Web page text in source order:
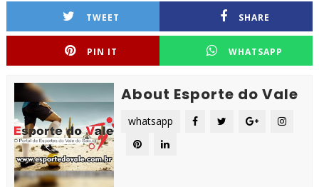
TWEET SHARE
PIN IT WHATSAPP
About Esporte do Vale
whatsapp